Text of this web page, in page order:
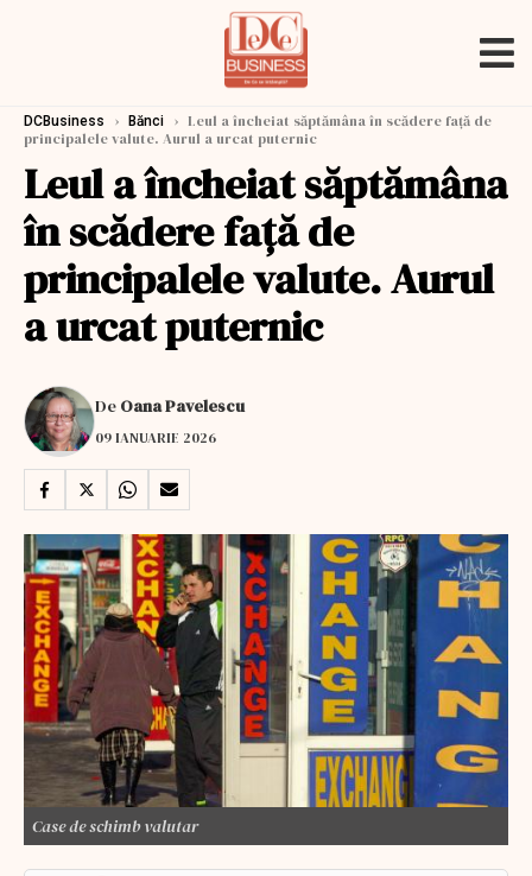
DCBusiness › Bănci › Leul a încheiat săptămâna în scădere față de
principalele valute. Aurul a urcat puternic
Leul a încheiat săptămâna
în scădere față de
principalele valute. Aurul
a urcat puternic
De Oana Pavelescu
09 IANUARIE 2026
Case de schimb valutar